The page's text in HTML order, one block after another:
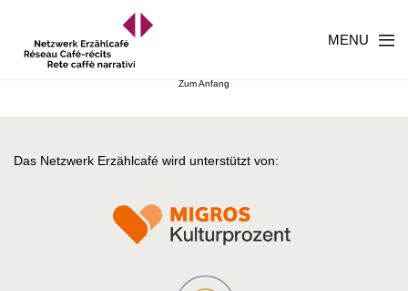
MENU
Zum Anfang
Das Netzwerk Erzählcafé wird unterstützt von: